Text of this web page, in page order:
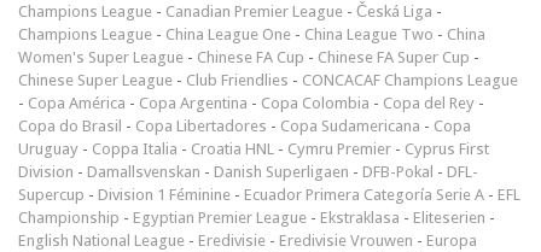
Champions League - Canadian Premier League - Česká Liga -
Champions League - China League One - China League Two - China
Women's Super League - Chinese FA Cup - Chinese FA Super Cup -
Chinese Super League - Club Friendlies - CONCACAF Champions League
- Copa América - Copa Argentina - Copa Colombia - Copa del Rey -
Copa do Brasil - Copa Libertadores - Copa Sudamericana - Copa
Uruguay - Coppa Italia - Croatia HNL - Cymru Premier - Cyprus First
Division - Damallsvenskan - Danish Superligaen - DFB-Pokal - DFL-
Supercup - Division 1 Féminine - Ecuador Primera Categoría Serie A - EFL
Championship - Egyptian Premier League - Ekstraklasa - Eliteserien -
English National League - Eredivisie - Eredivisie Vrouwen - Europa